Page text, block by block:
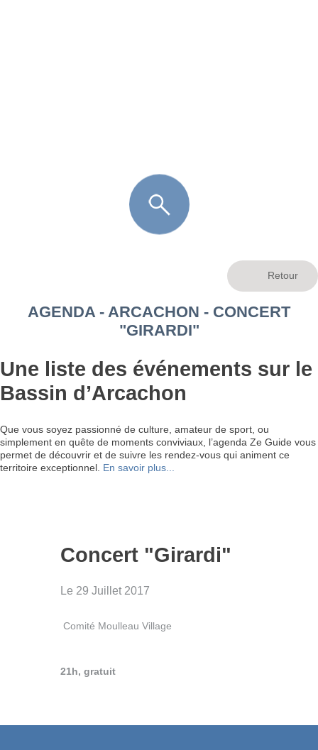
AGENDA - ARCACHON - CONCERT
"GIRARDI"
Une liste des événements sur le
Bassin d’Arcachon
Que vous soyez passionné de culture, amateur de sport, ou
simplement en quête de moments conviviaux, l’agenda Ze Guide vous
permet de découvrir et de suivre les rendez-vous qui animent ce
territoire exceptionnel. En savoir plus...
Concert "Girardi"
Le 29 Juillet 2017
Comité Moulleau Village
21h, gratuit